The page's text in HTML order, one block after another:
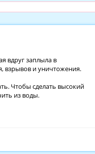
вдруг заплыла в
взрывов и уничтожения.
Чтобы сделать высокий
из воды.